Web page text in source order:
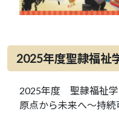
2025年度聖隷福祉
2025年度 聖隷福祉
原点から未来へ～持